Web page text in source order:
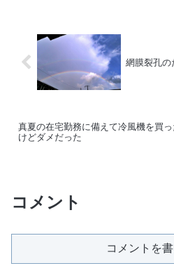
網膜裂孔の
真夏の在宅勤務に備えて冷風機を買っ
けどダメだった
コメント
コメントを